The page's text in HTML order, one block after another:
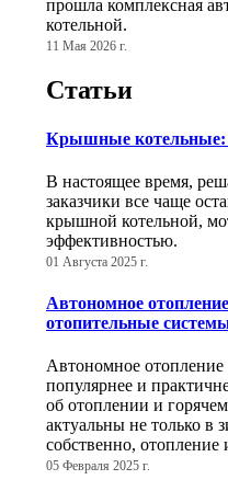
прошла комплексная
котельной.
11 Мая 2026 г.
Статьи
Крышные
В настоящее время,
заказчики все чаще
крышной котельной,
эффективностью.
01 Августа 2025 г.
Автономное
отопительные
Автономное отопление
популярнее и
об отоплении и
актуальны не только в
собственно, отопление
05 Февраля 2025 г.